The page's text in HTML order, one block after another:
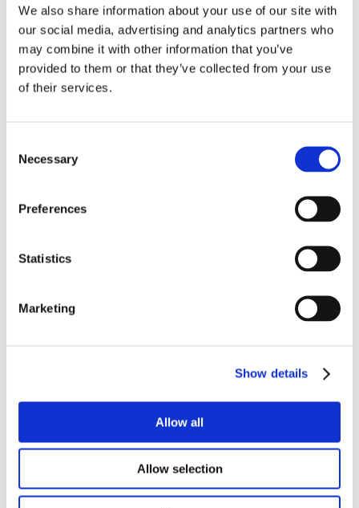
We also share information about your use of our site with
our social media, advertising and analytics partners who
may combine it with other information that you’ve
provided to them or that they’ve collected from your use
of their services.
Selection
Necessary
Preferences
Statistics
Marketing
Show details
Allow all
Allow selection